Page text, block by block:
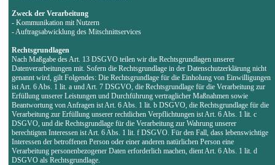
Zweck der Verarbeitung
- Kommunikation mit Nutzern
- Auftragsabwicklung des Mitschnittservices
Rechtsgrundlagen
Nach Maßgabe des Art. 13 DSGVO teilen wir die Rechtsgrundlagen unserer
Datenverarbeitungen mit. Sofern die Rechtsgrundlage in der Datenschutzerklärung nicht
genannt wird, gilt Folgendes: Die Rechtsgrundlage für die Einholung von Einwilligungen
ist Art. 6 Abs. 1 lit. a und Art. 7 DSGVO, die Rechtsgrundlage für die Verarbeitung zur
Erfüllung unserer Leistungen und Durchführung vertraglicher Maßnahmen sowie
Beantwortung von Anfragen ist Art. 6 Abs. 1 lit. b DSGVO, die Rechtsgrundlage für die
Verarbeitung zur Erfüllung unserer rechtlichen Verpflichtungen ist Art. 6 Abs. 1 lit. c
DSGVO, und die Rechtsgrundlage für die Verarbeitung zur Wahrung unserer
berechtigten Interessen ist Art. 6 Abs. 1 lit. f DSGVO. Für den Fall, dass lebenswichtige
Interessen der betroffenen Person oder einer anderen natürlichen Person eine
Verarbeitung personenbezogener Daten erforderlich machen, dient Art. 6 Abs. 1 lit. d
DSGVO als Rechtsgrundlage.